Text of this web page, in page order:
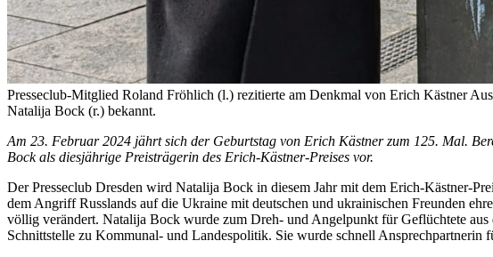
Presseclub-Mitglied Roland Fröhlich (l.) rezitierte am Denkmal von Erich Kästner
Natalija Bock (r.) bekannt.
Am 23. Februar 2024 jährt sich der Geburtstag von Erich Kästner zum 125. Mal.
Bock als diesjährige Preisträgerin des Erich-Kästner-Preises vor.
Der Presseclub Dresden wird Natalija Bock in diesem Jahr mit dem Erich-Kästner-
dem Angriff Russlands auf die Ukraine mit deutschen und ukrainischen Freunden
völlig verändert. Natalija Bock wurde zum Dreh- und Angelpunkt für Geflüchtete
Schnittstelle zu Kommunal- und Landespolitik. Sie wurde schnell